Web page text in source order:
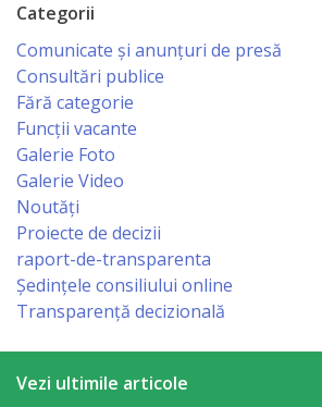
Organigrama
Regulament
Consiliul
local
Secretarul
Consiliului
Consilieri
Comisii
Categorii
Comunicate și anunțuri de presă
Consultări publice
Fără categorie
Funcții vacante
Galerie Foto
Galerie Video
Noutăți
Proiecte de decizii
raport-de-transparenta
Ședințele consiliului online
Transparență decizională
Vezi ultimile articole